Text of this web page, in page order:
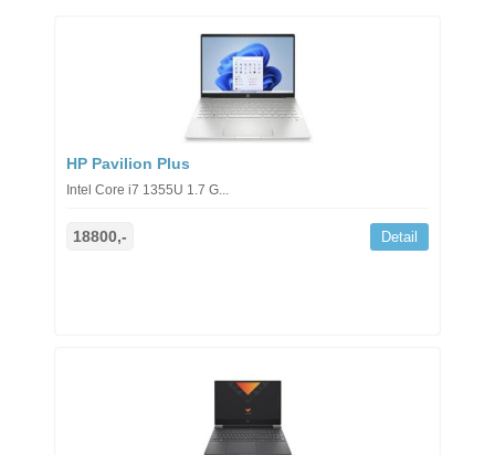
HP Pavilion Plus
Intel Core i7 1355U 1.7 G...
18800,- Detail